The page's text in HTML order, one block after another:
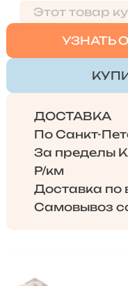
Этот товар
УЗНАТЬ
ДОСТАВКА
По Санкт-
За пределы
Р/км
Доставка по
Самовывоз